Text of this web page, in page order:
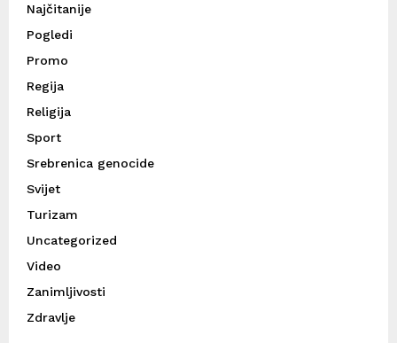
Najčitanije
Pogledi
Promo
Regija
Religija
Sport
Srebrenica genocide
Svijet
Turizam
Uncategorized
Video
Zanimljivosti
Zdravlje